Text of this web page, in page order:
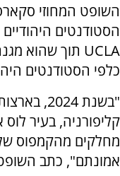
השופט המחוזי
הסטודנטים
UCLA תוך שהוא
כלפי הסטודנטים
"בשנת
קליפורניה, בעיר
מחלקים מהקמפוס
אמונתם", כתב